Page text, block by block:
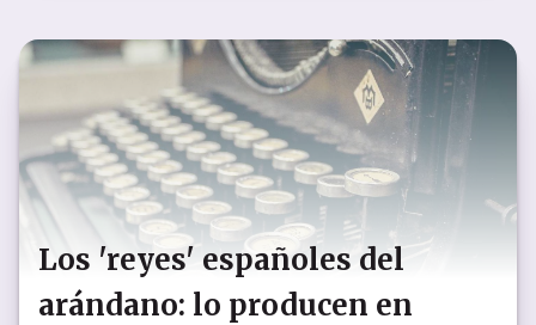
Los 'reyes' españoles del
arándano: lo producen en